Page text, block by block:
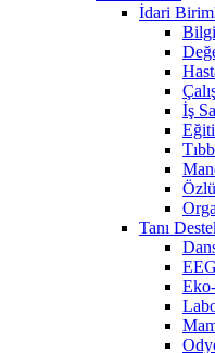
İdari
İş
Tanı
EEG